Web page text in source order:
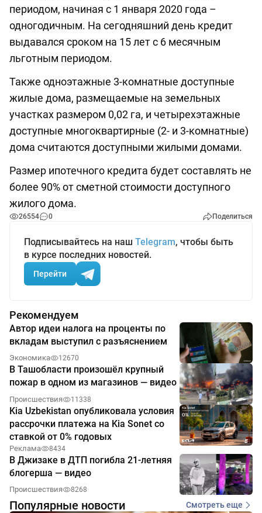
периодом, начиная с 1 января 2020 года –
одногодичным. На сегодняшний день кредит
выдавался сроком на 15 лет с 6 месячным
льготным периодом.
Также одноэтажные 3-комнатные доступные
жилые дома, размещаемые на земельных
участках размером 0,02 га, и четырехэтажные
доступные многоквартирные (2- и 3-комнатные)
дома считаются доступными жилыми домами.
Размер ипотечного кредита будет составлять не
более 90% от сметной стоимости доступного
жилого дома.
26554 0 Поделиться
Подписывайтесь на наш Telegram, чтобы быть
в курсе последних новостей.
Перейти
Рекомендуем
Автор идеи налога на проценты по
вкладам выступил с разъяснением
Экономика 12670
В Ташобласти произошёл крупный
пожар в одном из магазинов — видео
Происшествия 11338
Kia Uzbekistan опубликовала условия
рассрочки платежа на Kia Sonet со
ставкой от 0% годовых
Реклама 8434
В Джизаке в ДТП погибла 21-летняя
блогерша — видео
Происшествия 8268
Популярные новости Смотреть еще